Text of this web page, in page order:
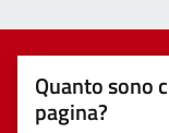
Quanto sono
pagina?